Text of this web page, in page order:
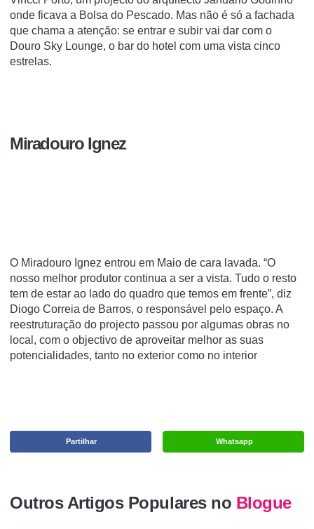
onde ficava a Bolsa do Pescado. Mas não é só a fachada
que chama a atenção: se entrar e subir vai dar com o
Douro Sky Lounge, o bar do hotel com uma vista cinco
estrelas.
Miradouro Ignez
O Miradouro Ignez entrou em Maio de cara lavada. “O
nosso melhor produtor continua a ser a vista. Tudo o resto
tem de estar ao lado do quadro que temos em frente”, diz
Diogo Correia de Barros, o responsável pelo espaço. A
reestruturação do projecto passou por algumas obras no
local, com o objectivo de aproveitar melhor as suas
potencialidades, tanto no exterior como no interior
Whatsapp
Partilhar
Outros Artigos Populares no Blogue